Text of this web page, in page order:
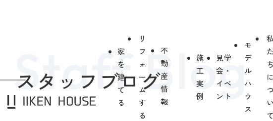
家
を
建
て
る
リ
フ
ォ
ー
ム
す
る
不
動
産
情
報
施
工
実
例
見学
会・
イベ
ント
モ
デ
ル
ハ
ウ
ス
私
た
ち
に
つ
い
て
スタッフブログ